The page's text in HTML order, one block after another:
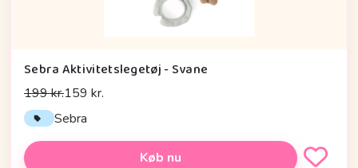
Sebra Aktivitetslegetøj - Svane
199 kr.159 kr.
Sebra
Køb nu